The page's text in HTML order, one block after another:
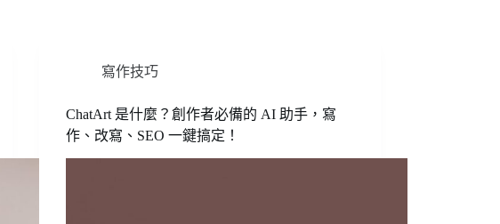
寫作技巧
ChatArt 是什麼？創作者必備的 AI 助手，寫
作、改寫、SEO 一鍵搞定！